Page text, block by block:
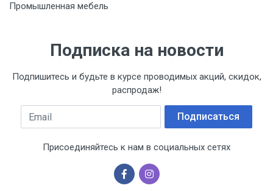
Промышленная мебель
Подписка на новости
Подпишитесь и будьте в курсе проводимых акций, скидок,
распродаж!
Email Подписаться
Присоединяйтесь к нам в социальных сетях